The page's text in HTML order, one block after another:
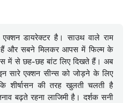
डायरेक्टर है। साउथ वाले राम
हैं और सबने मिलकर आपस में फिल्म के
में से छह-छह बांट लिए दिखते हैं। अब
सारे एक्शन सीन्स को जोड़ने के लिए
शीर्षासन की तरह खुलती चलती है
बढ़ते रहना लाजिमी है। दर्शक सनी